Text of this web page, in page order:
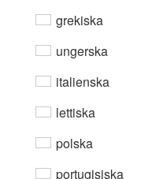
grekiska
ungerska
italienska
lettiska
polska
portugisiska